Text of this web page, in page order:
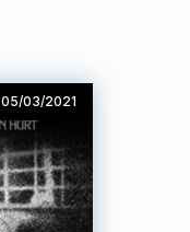
05/03/2021